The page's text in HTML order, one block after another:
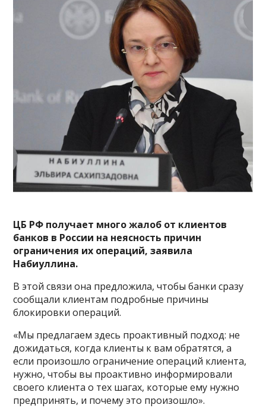
ЦБ РФ получает много жалоб от клиентов
банков в России на неясность причин
ограничения их операций, заявила
Набиуллина.
В этой связи она предложила, чтобы банки сразу
сообщали клиентам подробные причины
блокировки операций.
«Мы предлагаем здесь проактивный подход: не
дожидаться, когда клиенты к вам обратятся, а
если произошло ограничение операций клиента,
нужно, чтобы вы проактивно информировали
своего клиента о тех шагах, которые ему нужно
предпринять, и почему это произошло».